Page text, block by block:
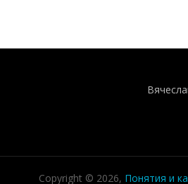
Copyright © 2026, Понятия и